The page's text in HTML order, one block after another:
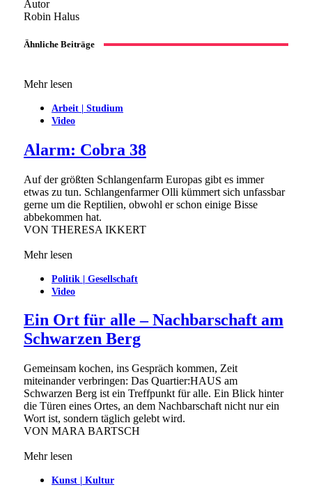
Autor
Robin Halus
Ähnliche Beiträge
Mehr lesen
Arbeit | Studium
Video
Alarm: Cobra 38
Auf der größten Schlangenfarm Europas gibt es immer
etwas zu tun. Schlangenfarmer Olli kümmert sich unfassbar
gerne um die Reptilien, obwohl er schon einige Bisse
abbekommen hat.
VON THERESA IKKERT
Mehr lesen
Politik | Gesellschaft
Video
Ein Ort für alle – Nachbarschaft am
Schwarzen Berg
Gemeinsam kochen, ins Gespräch kommen, Zeit
miteinander verbringen: Das Quartier:HAUS am
Schwarzen Berg ist ein Treffpunkt für alle. Ein Blick hinter
die Türen eines Ortes, an dem Nachbarschaft nicht nur ein
Wort ist, sondern täglich gelebt wird.
VON MARA BARTSCH
Mehr lesen
Kunst | Kultur